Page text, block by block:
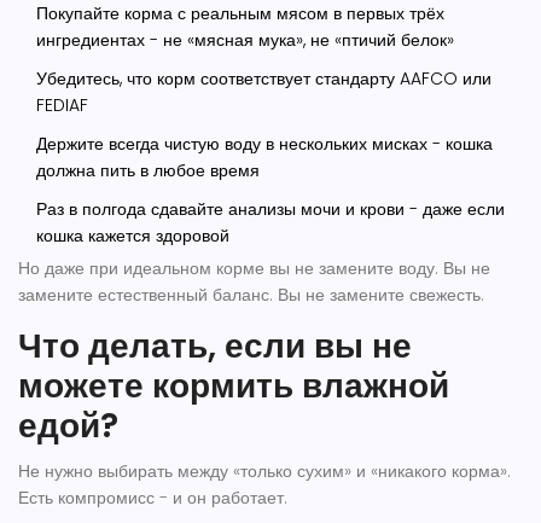
Покупайте корма с реальным мясом в первых трёх
ингредиентах - не «мясная мука», не «птичий белок»
Убедитесь, что корм соответствует стандарту AAFCO или
FEDIAF
Держите всегда чистую воду в нескольких мисках - кошка
должна пить в любое время
Раз в полгода сдавайте анализы мочи и крови - даже если
кошка кажется здоровой
Но даже при идеальном корме вы не замените воду. Вы не
замените естественный баланс. Вы не замените свежесть.
Что делать, если вы не
можете кормить влажной
едой?
Не нужно выбирать между «только сухим» и «никакого корма».
Есть компромисс - и он работает.